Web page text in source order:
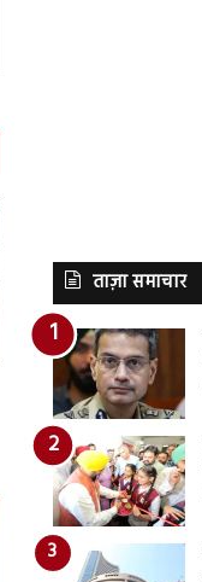
ताज़ा समाचार